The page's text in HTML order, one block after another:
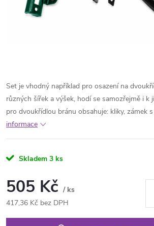
Set je vhodný například pro osazení na
různých šířek a výšek, hodí se samozřejmě i k
pro dvoukřídlou bránu obsahuje: kliky, zámek
informace
Skladem 3 ks
505 Kč / ks
417,36 Kč bez DPH